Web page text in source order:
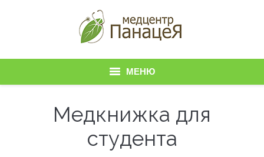
МЕНЮ
Медкнижка для
студента